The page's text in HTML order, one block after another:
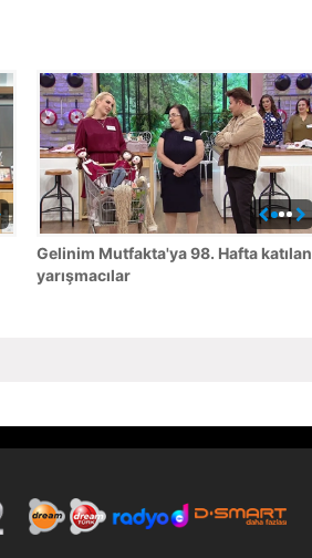
Gelinim Mutfakta'ya 98. Hafta katılan
yarışmacılar